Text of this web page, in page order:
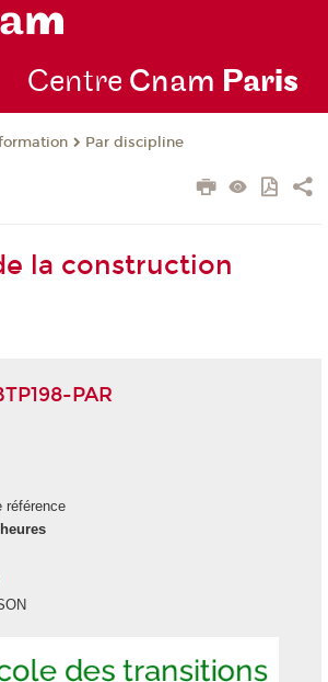
Centre Cnam Paris
Par discipline
la construction
PAR
référence